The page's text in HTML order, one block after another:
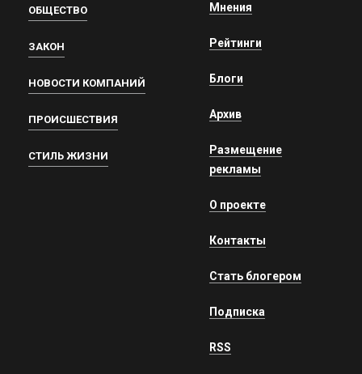
ОБЩЕСТВО
ЗАКОН
НОВОСТИ КОМПАНИЙ
ПРОИСШЕСТВИЯ
СТИЛЬ ЖИЗНИ
Мнения
Рейтинги
Блоги
Архив
Размещение
рекламы
О проекте
Контакты
Стать блогером
Подписка
RSS